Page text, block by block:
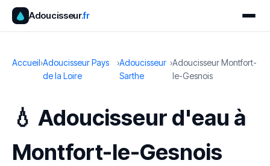
Adoucisseur.fr
Accueil›Adoucisseur Pays
de la Loire
›Adoucisseur
Sarthe
›Adoucisseur Montfort-
le-Gesnois
💧 Adoucisseur d'eau à
Montfort-le-Gesnois